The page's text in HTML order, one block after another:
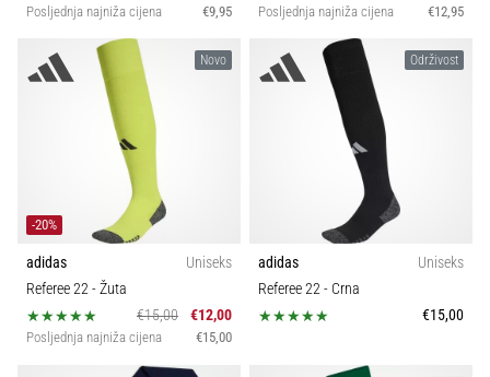
Posljednja najniža cijena €9,95 Posljednja najniža cijena €12,95
Novo
-20%
adidas
Uniseks
Referee 22- Žuta
€15,00
€12,00
Posljednja najniža cijena €15,00
Održivost
adidas
Uniseks
Referee 22- Crna
€15,00